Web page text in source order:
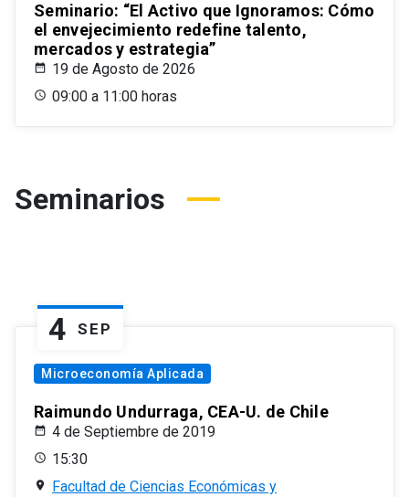
Seminario: “El Activo que Ignoramos: Cómo
el envejecimiento redefine talento,
mercados y estrategia”
19 de Agosto de 2026
09:00 a 11:00 horas
Seminarios
4 SEP
Microeconomía Aplicada
Raimundo Undurraga, CEA-U. de Chile
4 de Septiembre de 2019
15:30
Facultad de Ciencias Económicas y